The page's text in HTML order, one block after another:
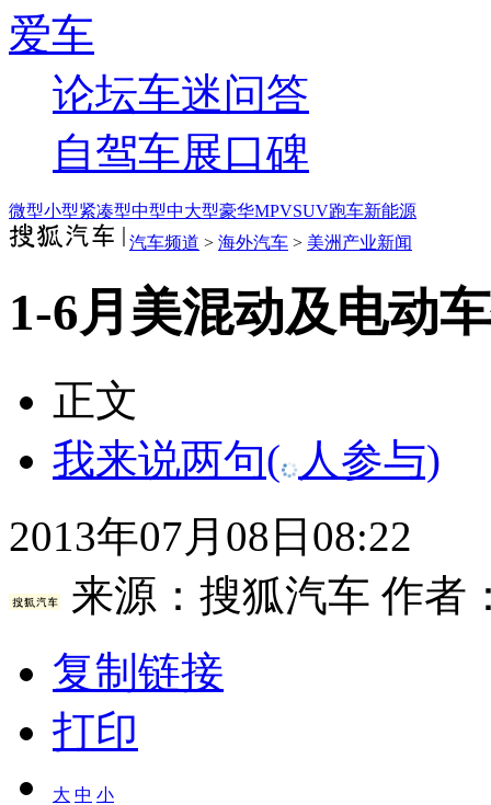
爱车
论坛车迷问答
自驾车展口碑
微型小型紧凑型中型中大型豪华MPVSUV跑车新能源
汽车频道 > 海外汽车 > 美洲产业新闻
1-6月美混动及电动
正文
我来说两句( 人参与)
2013年07月08日08:22
来源： 搜狐汽车 作者
复制链接
打印
大 中 小